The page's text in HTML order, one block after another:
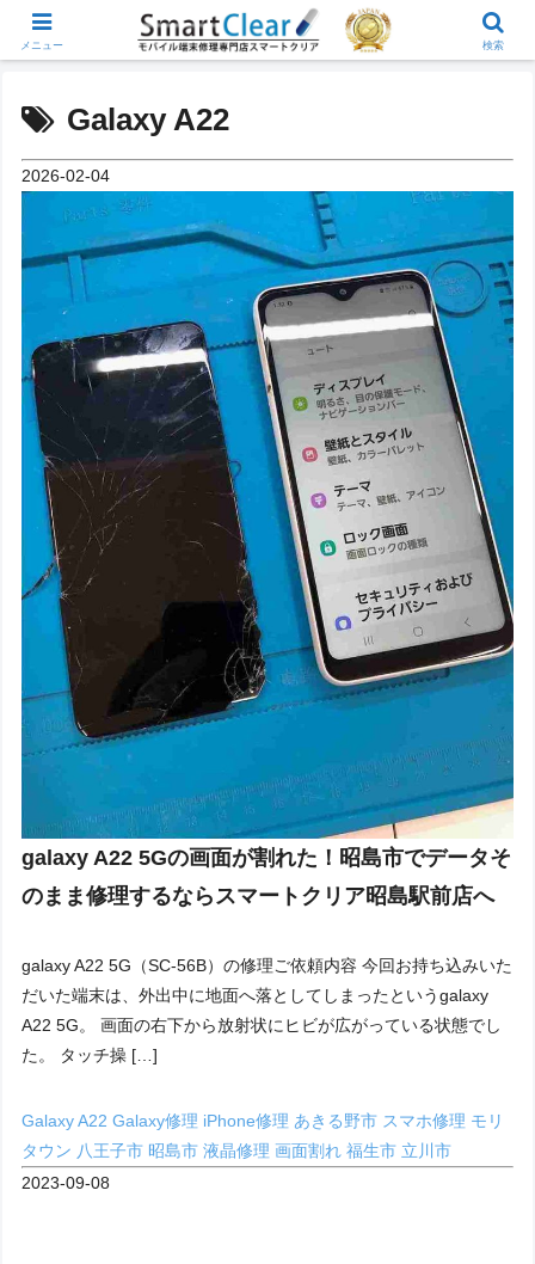
Galaxy A22
2026-02-04
galaxy A22 5Gの画面が割れた！昭島市でデータそ
のまま修理するならスマートクリア昭島駅前店へ
galaxy A22 5G（SC-56B）の修理ご依頼内容 今回お持ち込みいた
だいた端末は、外出中に地面へ落としてしまったというgalaxy
A22 5G。 画面の右下から放射状にヒビが広がっている状態でし
た。 タッチ操 […]
Galaxy A22Galaxy修理 iPhone修理 あきる野市 スマホ修理 モリ
タウン 八王子市 昭島市液晶修理画面割れ福生市 立川市
2023-09-08
メニュー 検索